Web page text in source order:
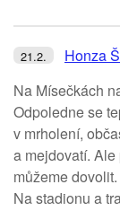
21.2. Honza
Na Mísečkách
Odpoledne se
v mrholení,
a mejdovatí.
můžeme dovolit.
Na stadionu a